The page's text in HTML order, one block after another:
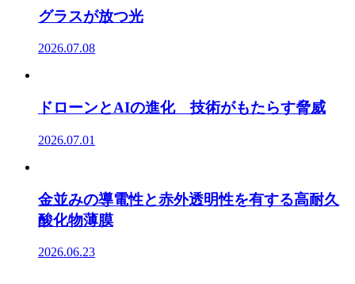
グラスが放つ光
2026.07.08
ドローンとAIの進化 技術がもたらす脅威
2026.07.01
金並みの導電性と赤外透明性を有する高耐久
酸化物薄膜
2026.06.23